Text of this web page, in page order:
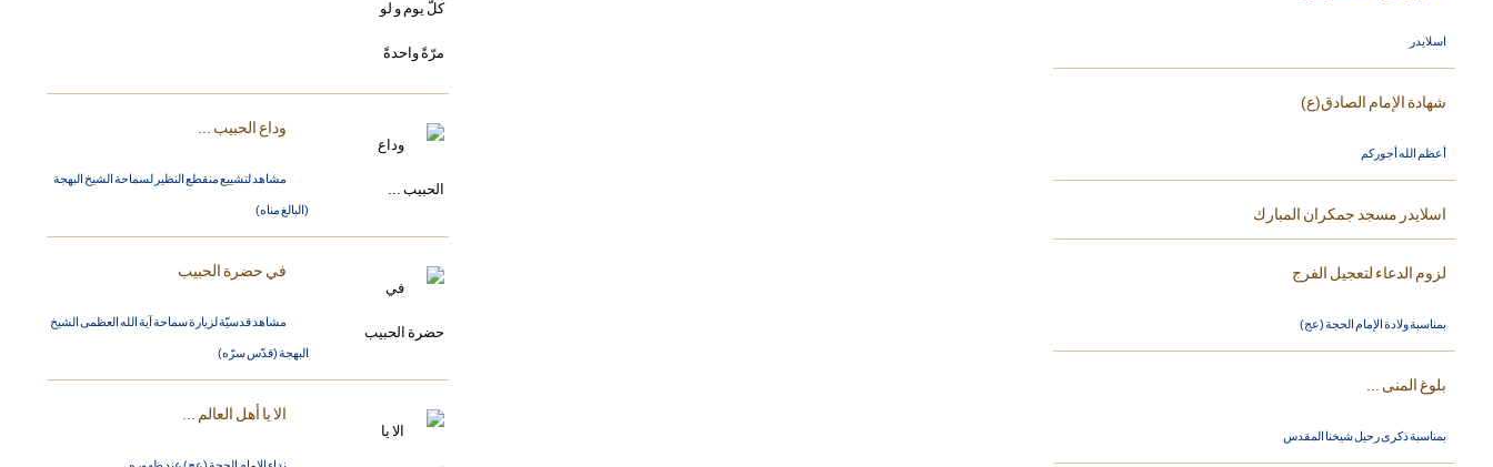
وداع الحبيب ...
مشاهد لتشييع منقطع النظير لسماحة الشيخ البهجة
(البالغ مناه)
في حضرة الحبيب
مشاهد قدسيّة لزيارة سماحة آية الله العظمى الشيخ
البهجة (قدّس سرّه)
الا يا أهل العالم ...
اسلايدر
شهادة الإمام الصادق(ع)
أعظم الله أجوركم
اسلايدر مسجد جمكران المبارك
لزوم الدعاء لتعجيل الفرج
بمناسبة ولادة الإمام الحجة (عج)
بلوغ المنى ...
بمناسبة ذكرى رحيل شيخنا المقدس